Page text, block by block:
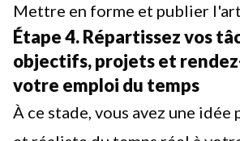
Mettre en forme et publier
Étape 4. Répartissez vos
objectifs, projets et
votre emploi du temps
À ce stade, vous avez une idée